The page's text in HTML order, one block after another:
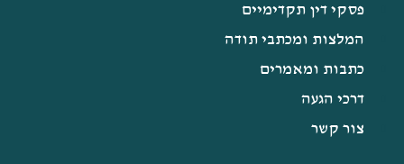
פסקי דין תקדימיים
המלצות ומכתבי תודה
כתבות ומאמרים
דרכי הגעה
צור קשר